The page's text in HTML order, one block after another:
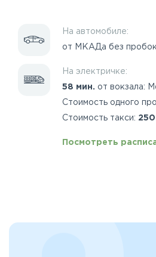
На автомобиле:
от МКАДа без пробок
На электричке:
58 мин. от вокзала:
Стоимость одного
Стоимость такси:
Посмотреть